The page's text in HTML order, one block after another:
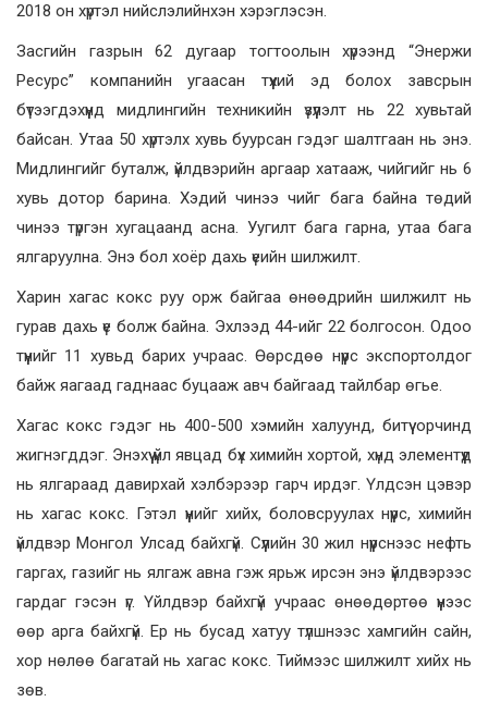
2018 он хүртэл нийслэлийнхэн хэрэглэсэн.
Засгийн газрын 62 дугаар тогтоолын хүрээнд “Энержи
Ресурс” компанийн угаасан түүхий эд болох завсрын
бүтээгдэхүүнд мидлингийн техникийн үзүүлэлт нь 22 хувьтай
байсан. Утаа 50 хүртэлх хувь буурсан гэдэг шалтгаан нь энэ.
Мидлингийг буталж, үйлдвэрийн аргаар хатааж, чийгийг нь 6
хувь дотор барина. Хэдий чинээ чийг бага байна төдий
чинээ түргэн хугацаанд асна. Уугилт бага гарна, утаа бага
ялгаруулна. Энэ бол хоёр дахь үеийн шилжилт.
Харин хагас кокс руу орж байгаа өнөөдрийн шилжилт нь
гурав дахь үе болж байна. Эхлээд 44-ийг 22 болгосон. Одоо
түүнийг 11 хувьд барих учраас. Өөрсдөө нүүрс экспортолдог
байж яагаад гаднаас буцааж авч байгаад тайлбар өгье.
Хагас кокс гэдэг нь 400-500 хэмийн халуунд, битүү орчинд
жигнэгддэг. Энэхүү үйл явцад бүх химийн хортой, хүнд элементүүд
нь ялгараад давирхай хэлбэрээр гарч ирдэг. Үлдсэн цэвэр
нь хагас кокс. Гэтэл үүнийг хийх, боловсруулах нүүрс, химийн
үйлдвэр Монгол Улсад байхгүй. Сүүлийн 30 жил нүүрснээс нефть
гаргах, газийг нь ялгаж авна гэж ярьж ирсэн энэ үйлдвэрээс
гардаг гэсэн үг. Үйлдвэр байхгүй учраас өнөөдөртөө үүнээс
өөр арга байхгүй. Ер нь бусад хатуу түлшнээс хамгийн сайн,
хор нөлөө багатай нь хагас кокс. Тиймээс шилжилт хийх нь
зөв.